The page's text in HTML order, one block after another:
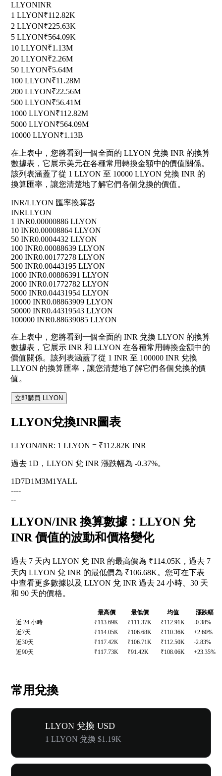
LLYONINR
1 LLYON₹112.82K
2 LLYON₹225.63K
5 LLYON₹564.09K
10 LLYON₹1.13M
20 LLYON₹2.26M
50 LLYON₹5.64M
100 LLYON₹11.28M
200 LLYON₹22.56M
500 LLYON₹56.41M
1000 LLYON₹112.82M
5000 LLYON₹564.09M
10000 LLYON₹1.13B
在上表中，您將看到一個全面的 LLYON 兌換 INR 的換算
數據表，它展示美元在各種常用轉換金額中的價值關係。
該列表涵蓋了從 1 LLYON 至 10000 LLYON 兌換 INR 的
換算匯率，讓您清楚地了解它們各個兌換的價值。
INR/LLYON 匯率換算器
INRLLYON
1 INR0.00000886 LLYON
10 INR0.00008864 LLYON
50 INR0.0004432 LLYON
100 INR0.00088639 LLYON
200 INR0.00177278 LLYON
500 INR0.00443195 LLYON
1000 INR0.00886391 LLYON
2000 INR0.01772782 LLYON
5000 INR0.04431954 LLYON
10000 INR0.08863909 LLYON
50000 INR0.44319543 LLYON
100000 INR0.88639085 LLYON
在上表中，您將看到一個全面的 INR 兌換 LLYON 的換算
數據表，它展示 INR 和 LLYON 在各種常用轉換金額中的
價值關係。該列表涵蓋了從 1 INR 至 100000 INR 兌換
LLYON 的換算匯率，讓您清楚地了解它們各個兌換的價
值。
立即購買 LLYON
LLYON兌換INR圖表
LLYON/INR: 1 LLYON = ₹112.82K INR
過去 1D，LLYON 兌 INR 漲跌幅為 -0.37%。
1D7D1M3M1YALL
----
--
LLYON/INR 換算數據：LLYON 兌
INR 價值的波動和價格變化
過去 7 天內 LLYON 兌 INR 的最高價為 ₹114.05K，過去 7
天內 LLYON 兌 INR 的最低價為 ₹106.68K。您可在下表
中查看更多數據以及 LLYON 兌 INR 過去 24 小時、30 天
和 90 天的價格。
最高價 最低價 均值
漲跌幅
近 24 小時
₹113.69K ₹111.37K ₹112.91K
-0.38%
近7天
₹114.05K ₹106.68K ₹110.36K
+2.60%
近30天
₹117.42K ₹106.71K ₹112.50K
-2.83%
近90天
₹117.73K ₹91.42K ₹108.06K +23.35%
常用兌換
LLYON 兌換 USD
1 LLYON 兌換 $1.19K